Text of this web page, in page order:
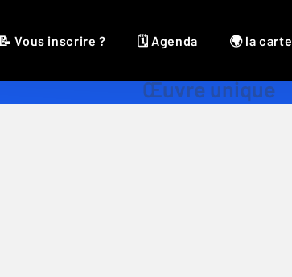
📝 Vous inscrire ? 🗓 Agenda 🌍 la carte
Œuvre unique